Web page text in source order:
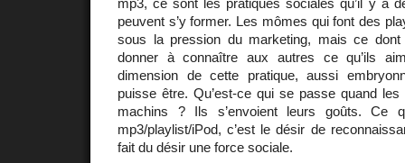
peuvent s’y former. Les mômes qui font des
sous la pression du marketing, mais ce
donner à connaître aux autres ce qu’ils
dimension de cette pratique, aussi
puisse être. Qu’est-ce qui se passe quand les
machins ? Ils s’envoient leurs goûts. Ce
mp3/playlist/iPod, c’est le désir de
fait du désir une force sociale.